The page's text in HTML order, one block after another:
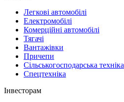
Легкові автомобілі
Електромобілі
Комерційні автомобілі
Тягачі
Вантажівки
Причепи
Сільськогосподарська техніка
Спецтехніка
Інвесторам